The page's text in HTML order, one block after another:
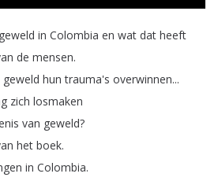
geweld in Colombia en wat dat heeft
de mensen.
geweld hun trauma's overwinnen...
zich losmaken
van geweld?
het boek.
in Colombia.